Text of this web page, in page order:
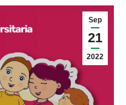
Sep
21
2022